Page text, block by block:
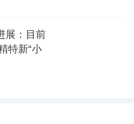
展：目前
特新“小